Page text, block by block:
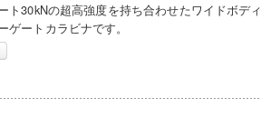
ト30kNの超高強度を持ち合わせたワイドボディ
ゲートカラビナです。